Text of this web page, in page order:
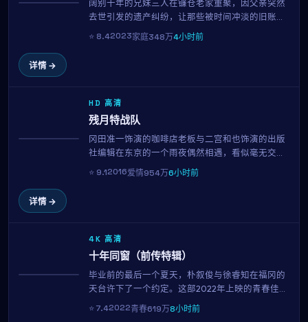
阔别十年的兄妹三人在镰仓老家重聚，因父亲突然
去世引发的遗产纠纷，让那些被时间冲淡的旧账重
新摆上桌面。新垣结衣与宋慧乔的对手戏成为全片
高光，延尚昊用温柔而锐利的镜头，剖开一个普通
⭐ 8.42023家庭348万4小时前
详情 →
HD 高清
残月特战队
冈田准一饰演的咖啡店老板与二宫和也饰演的出版
社编辑在东京的一个雨夜偶然相遇，看似毫无交集
的两个人，因为一封被错送的信、一首循环播放的
旧歌、或是一只走失的猫，开始走进彼此的日常。
⭐ 9.12016爱情954万6小时前
详情 →
4K 高清
十年同窗（前传特辑）
毕业前的最后一个夏天，朴叙俊与徐睿知在福冈的
天台许下了一个约定。这部2022年上映的青春佳作
集结了朴叙俊、徐睿知、宋慧乔等当红演员，用167
分钟的篇幅记录下属于十八岁的迷茫、勇气与心
⭐7.42022青春619万8小时前